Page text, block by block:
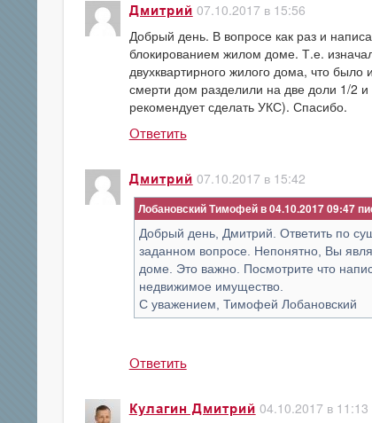
Дмитрий 07.10.2017 в 15:56
Добрый день. В вопросе как раз и
блокированием жилом доме. Т.е.
двухквартирного жилого дома, что
смерти дом разделили на две доли 1/2
рекомендует сделать УКС). Спасибо.
Ответить
Дмитрий 07.10.2017 в 15:42
Лобановский Тимофей в 04.10.2017 09:47
Добрый день, Дмитрий. Ответить по
заданном вопросе. Непонятно, Вы
доме. Это важно. Посмотрите что
недвижимое имущество.
С уважением, Тимофей Лобановский
Ответить
Кулагин Дмитрий 04.10.2017 в 11:13